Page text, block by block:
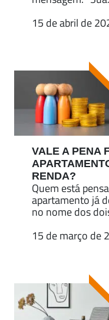
15 de abril de
VALE A PENA
RENDA?
Quem está
apartamento já
no nome dos
15 de março de